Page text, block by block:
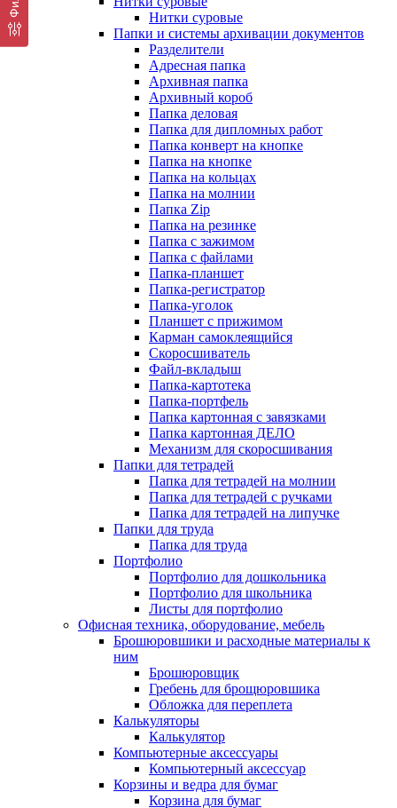
Нитки суровые
Папки и системы архивации документов
Разделители
Адресная папка
Архивная папка
Архивный короб
Папка деловая
Папка для дипломных работ
Папка конверт на кнопке
Папка на кнопке
Папка на кольцах
Папка на молнии
Папка Zip
Папка на резинке
Папка с зажимом
Папка с файлами
Папка-планшет
Папка-регистратор
Папка-уголок
Планшет с прижимом
Карман самоклеящийся
Скоросшиватель
Файл-вкладыш
Папка-картотека
Папка-портфель
Папка картонная с завязками
Папка картонная ДЕЛО
Механизм для скоросшивания
Папки для тетрадей
Папка для тетрадей на молнии
Папка для тетрадей с ручками
Папка для тетрадей на липучке
Папки для труда
Папка для труда
Портфолио
Портфолио для дошкольника
Портфолио для школьника
Листы для портфолио
Офисная техника, оборудование, мебель
Брошюровшики и расходные материалы к
ним
Брошюровщик
Гребень для брощюровшика
Обложка для переплета
Калькуляторы
Калькулятор
Компьютерные аксессуары
Компьютерный аксессуар
Корзины и ведра для бумаг
Корзина для бумаг